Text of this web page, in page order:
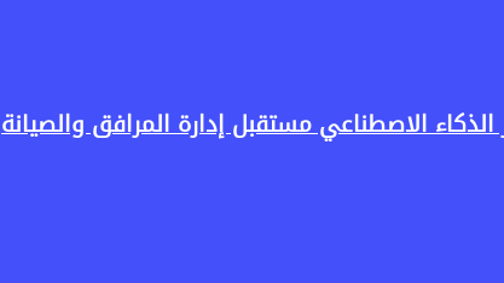
الاصطناعي مستقبل إدارة المرافق والصيانة